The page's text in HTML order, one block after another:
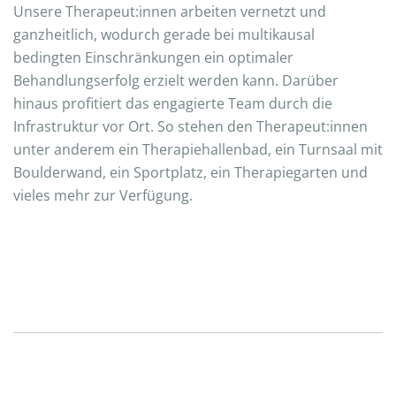
Unsere Therapeut:innen arbeiten vernetzt und
ganzheitlich, wodurch gerade bei multikausal
bedingten Einschränkungen ein optimaler
Behandlungserfolg erzielt werden kann. Darüber
hinaus profitiert das engagierte Team durch die
Infrastruktur vor Ort. So stehen den Therapeut:innen
unter anderem ein Therapiehallenbad, ein Turnsaal mit
Boulderwand, ein Sportplatz, ein Therapiegarten und
vieles mehr zur Verfügung.